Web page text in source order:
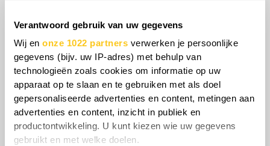
Verantwoord gebruik van uw gegevens
Wij enonze 1022 partners verwerken je persoonlijke
gegevens (bijv. uw IP-adres) met behulp van
technologieën zoals cookies om informatie op uw
apparaat op te slaan en te gebruiken met als doel
gepersonaliseerde advertenties en content, metingen aan
advertenties en content, inzicht in publiek en
productontwikkeling. U kunt kiezen wie uw gegevens
gebruikt en met welke doelen.
dichtbevolkte gebieden weerspiegelt.
verschuiving naar strategisch, intensief
politiewerk, waarbij planning, technologie en
terreinmanipulatie werden gebruikt om een
crimineel netwerk te ontmantelen dat zich lange
tijd tegen de staatsautoriteit had verzet.